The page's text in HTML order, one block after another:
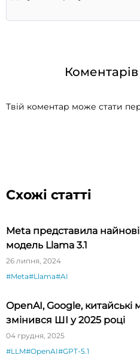
Твій коментар може стати
Схожі статті
Meta представила
модель Llama 3.1
26 липня, 2024
#Meta#Llama#AI
OpenAI, Google, китайські
змінився ШІ у 2025 році
04 грудня, 2025
#LLM#OpenAI#GPT-5.1